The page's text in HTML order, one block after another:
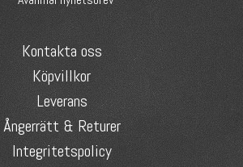
Kontakta oss
Köpvillkor
Leverans
Ångerrätt & Returer
Integritetspolicy